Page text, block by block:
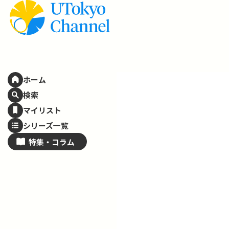
ホーム
検索
マイリスト
シリーズ一覧
特集・ コラム